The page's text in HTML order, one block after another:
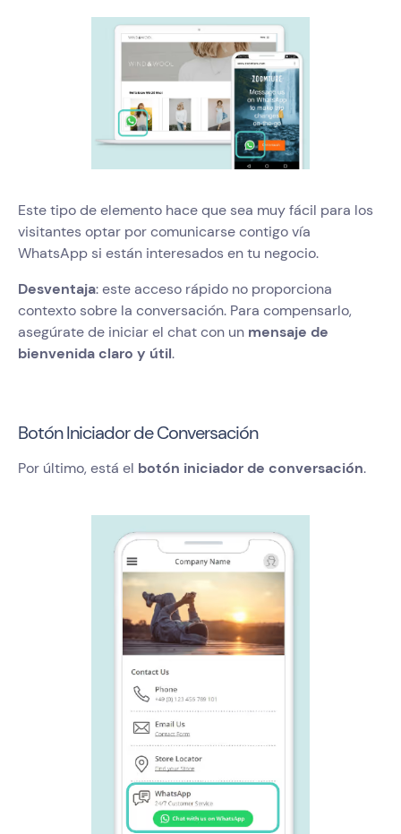
Este tipo de elemento hace que sea muy fácil para los
visitantes optar por comunicarse contigo vía
WhatsApp si están interesados en tu negocio.
Desventaja: este acceso rápido no proporciona
contexto sobre la conversación. Para compensarlo,
asegúrate de iniciar el chat con un mensaje de
bienvenida claro y útil.
Botón Iniciador de Conversación
Por último, está el botón iniciador de conversación.